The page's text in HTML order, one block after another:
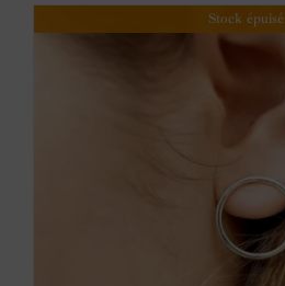
Stock épuisé